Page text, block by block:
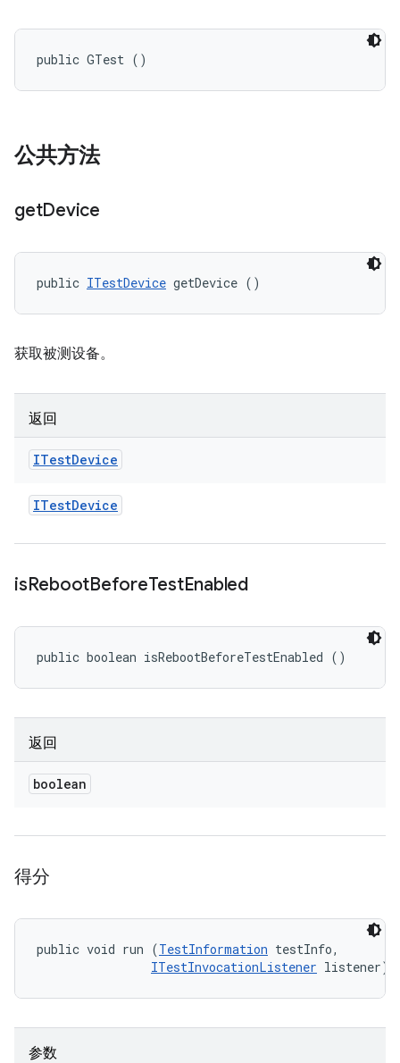
public GTest ()
公共方法
getDevice
public ITestDevice getDevice ()
获取被测设备。
返回
ITestDevice
ITestDevice
isRebootBeforeTestEnabled
public boolean isRebootBeforeTestEnabled ()
返回
boolean
得分
public void run (TestInformation testInfo,
ITestInvocationListener listener)
参数